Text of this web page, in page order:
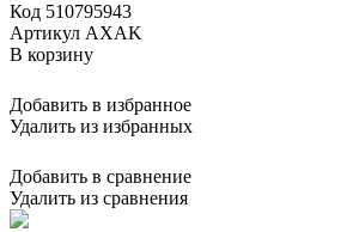
Код 510795943
Артикул AXAK
В корзину
Добавить в избранное
Удалить из избранных
Добавить в сравнение
Удалить из сравнения